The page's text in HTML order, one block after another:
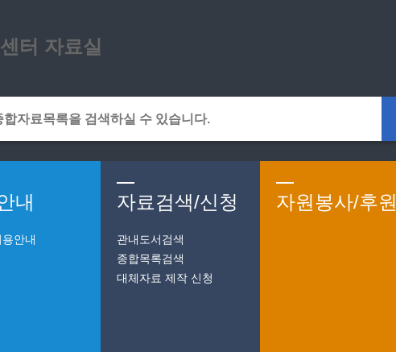
터 자료실
내
안내
자료검색/신청
관내도서검색
종합목록검색
대체자료 제작 신청
자원봉사/후원